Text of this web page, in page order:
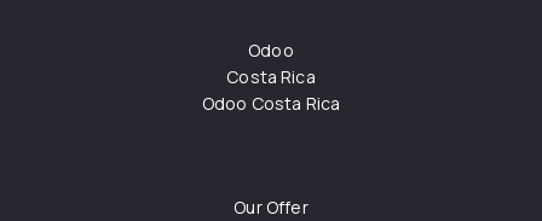
Odoo
Costa Rica
Odoo Costa Rica
Our Offer